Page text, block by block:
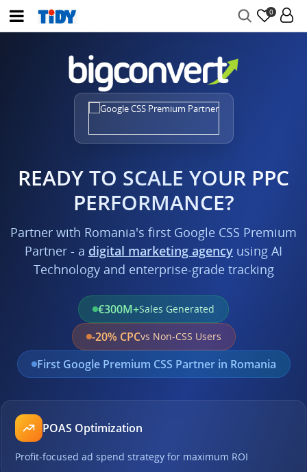
0
READY TO SCALE YOUR PPC
PERFORMANCE?
Partner with Romania's first Google CSS Premium
Partner - a digital marketing agency using AI
Technology and enterprise-grade tracking
€300M+Sales Generated
-20% CPCvs Non-CSS Users
First Google Premium CSS Partner in Romania
POAS Optimization
Profit-focused ad spend strategy for maximum ROI